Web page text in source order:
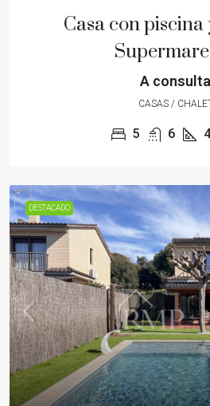
Casa con piscina
A
CASAS /
5 6
DESTACADO